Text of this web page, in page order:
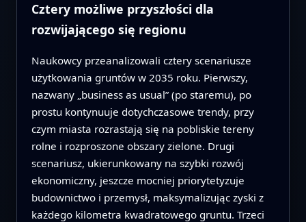
Cztery możliwe przyszłości dla
rozwijającego się regionu
Naukowcy przeanalizowali cztery scenariusze
użytkowania gruntów w 2035 roku. Pierwszy,
nazwany „business as usual” (po staremu), po
prostu kontynuuje dotychczasowe trendy, przy
czym miasta rozrastają się na pobliskie tereny
rolne i rozproszone obszary zielone. Drugi
scenariusz, ukierunkowany na szybki rozwój
ekonomiczny, jeszcze mocniej priorytetyzuje
budownictwo i przemysł, maksymalizując zyski z
każdego kilometra kwadratowego gruntu. Trzeci